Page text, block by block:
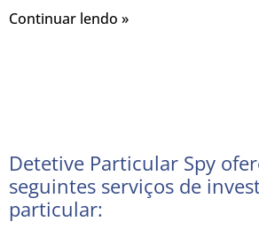
Continuar lendo »
Detetive Particular Spy
seguintes serviços de
particular: